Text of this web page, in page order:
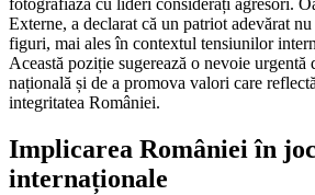
fotografiază cu lideri considerați agresori.
Externe, a declarat că un patriot adevărat
figuri, mai ales în contextul tensiunilor
Această poziție sugerează o nevoie urgentă
națională și de a promova valori care
integritatea României.
Implicarea României în
internaționale